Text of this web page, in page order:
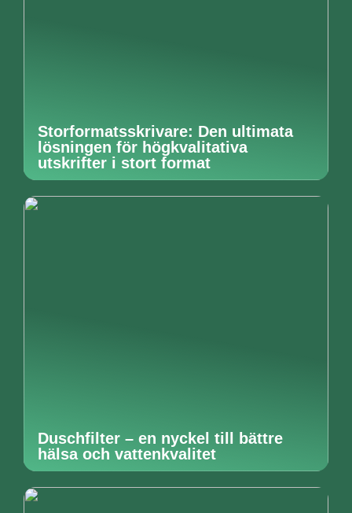
Storformatsskrivare: Den ultimata
lösningen för högkvalitativa
utskrifter i stort format
Duschfilter – en nyckel till bättre
hälsa och vattenkvalitet